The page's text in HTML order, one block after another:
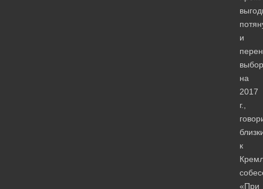
и
на
2017
г.,
к
«При